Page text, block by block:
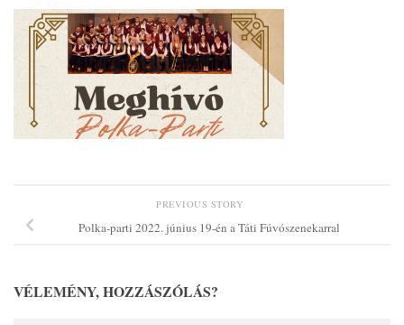
PREVIOUS STORY
Polka-parti 2022. június 19-én a Táti Fúvószenekarral
VÉLEMÉNY, HOZZÁSZÓLÁS?